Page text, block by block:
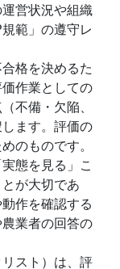
営状況や組織
範」の遵守レ
格を決めるた
作業としての
不備・欠陥、
ます。評価の
のものです。
態を見る」こ
が大切であ
作を確認する
業者の回答の
スト）は、評